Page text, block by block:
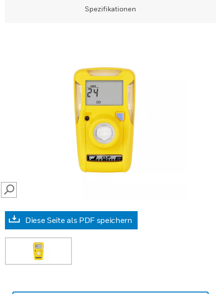
Spezifikationen
SEARCH
Diese Seite als PDF speichern